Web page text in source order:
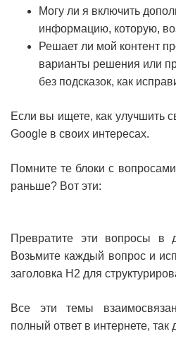
Могу ли я включить
информацию, которую,
Решает ли мой контент
варианты решения или
без подсказок, как
Если вы ищете, как улучшить
Google в своих интересах.
Помните те блоки с
раньше? Вот эти:
Превратите эти вопросы в
Возьмите каждый вопрос и
заголовка H2 для
Все эти темы
полный ответ в интернете, так